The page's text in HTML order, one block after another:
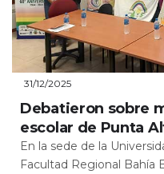
31/12/2025
Debatieron sobre
escolar de Punta
En la sede de la
Facultad Regional Bahía